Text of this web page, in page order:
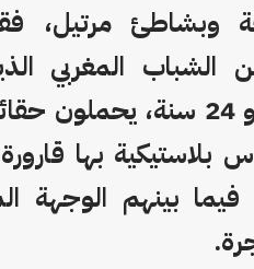
وبشاطئ مرتيل،
المغربي
أعمارهم ما بين 17 و 24 سنة،
بها
فيما بينهم الوجهة